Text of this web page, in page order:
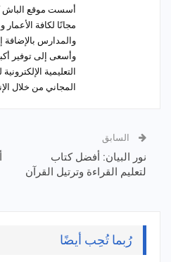
أسست موقع الباش
مجانًا لكافة
والمدارس بالإضافة
وأسعى إلى توفير
التعليمية
المجاني من خلال
السابق
نور البيان: أفضل كتاب
لتعليم القراءة وترتيل القرآن
رُبما تُحِب أيضًا